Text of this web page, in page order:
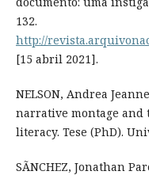
132.
http://
[15 abril 2021].
NELSON, Andrea
narrative montage
literacy. Tese (PhD).
SÃNCHEZ, Jonathan